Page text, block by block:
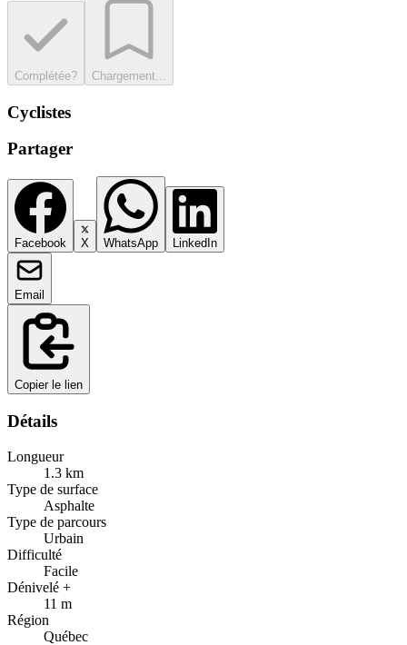
Complétée? Chargement...
Cyclistes
Partager
Facebook X WhatsApp LinkedIn
Email
Copier le lien
Détails
Longueur
1.3 km
Type de surface
Asphalte
Type de parcours
Urbain
Difficulté
Facile
Dénivelé +
11 m
Région
Québec